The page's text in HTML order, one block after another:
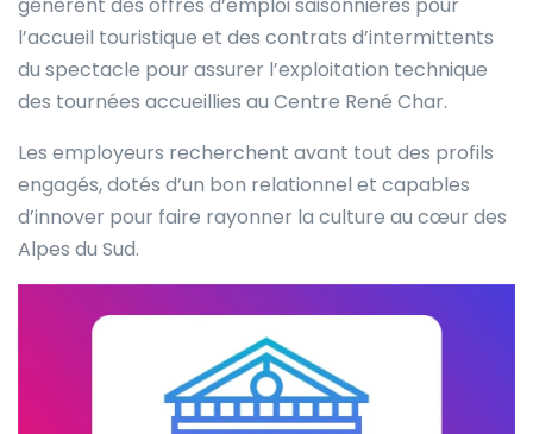
l’accueil touristique et des contrats d’intermittents
du spectacle pour assurer l’exploitation technique
des tournées accueillies au Centre René Char.
Les employeurs recherchent avant tout des profils
engagés, dotés d’un bon relationnel et capables
d’innover pour faire rayonner la culture au cœur des
Alpes du Sud.